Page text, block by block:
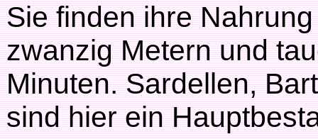
Sie finden ihre
zwanzig Metern und
Minuten. Sardellen,
sind hier ein